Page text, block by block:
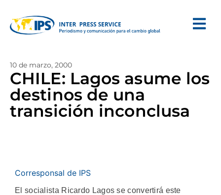
10 de marzo, 2000
CHILE: Lagos asume los
destinos de una
transición inconclusa
Corresponsal de IPS
El socialista Ricardo Lagos se convertirá este